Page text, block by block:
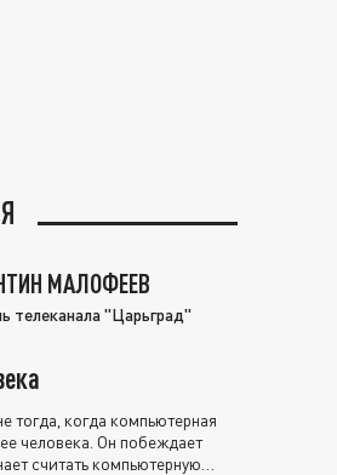
МАЛОФЕЕВ
телеканала "Царьград"
тогда, когда компьютерная
человека. Он побеждает
считать компьютерную